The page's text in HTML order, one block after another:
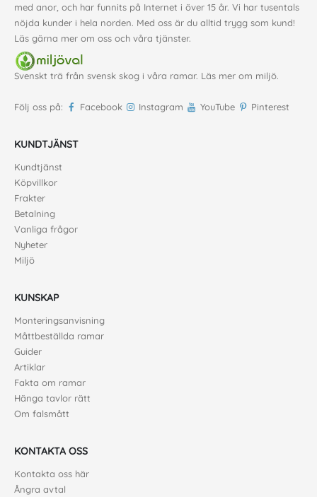
med anor, och har funnits på Internet i över 15 år. Vi har tusentals
nöjda kunder i hela norden. Med oss är du alltid trygg som kund!
Läs gärna mer om oss och våra tjänster.
Svenskt trä från svensk skog i våra ramar. Läs mer om miljö.
Följ oss på: Facebook Instagram YouTube Pinterest
KUNDTJÄNST
Kundtjänst
Köpvillkor
Frakter
Betalning
Vanliga frågor
Nyheter
Miljö
KUNSKAP
Monteringsanvisning
Måttbeställda ramar
Guider
Artiklar
Fakta om ramar
Hänga tavlor rätt
Om falsmått
KONTAKTA OSS
Kontakta oss här
Ångra avtal